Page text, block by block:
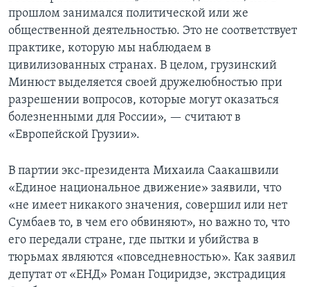
прошлом занимался политической или же
общественной деятельностью. Это не соответствует
практике, которую мы наблюдаем в
цивилизованных странах. В целом, грузинский
Минюст выделяется своей дружелюбностью при
разрешении вопросов, которые могут оказаться
болезненными для России», — считают в
«Европейской Грузии».
В партии экс-президента Михаила Саакашвили
«Единое национальное движение» заявили, что
«не имеет никакого значения, совершил или нет
Сумбаев то, в чем его обвиняют», но важно то, что
его передали стране, где пытки и убийства в
тюрьмах являются «повседневностью». Как заявил
депутат от «ЕНД» Роман Гоциридзе, экстрадиция